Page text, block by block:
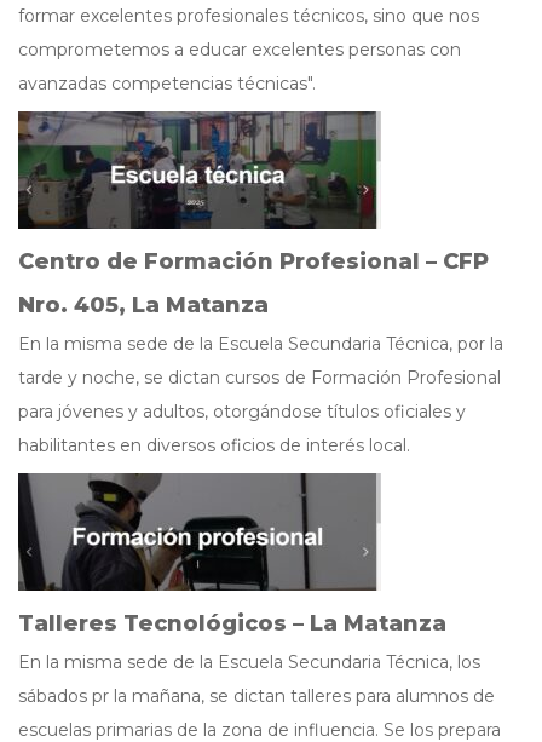
formar excelentes profesionales técnicos, sino que nos
comprometemos a educar excelentes personas con
avanzadas competencias técnicas".
Centro de Formación Profesional – CFP
Nro. 405, La Matanza
En la misma sede de la Escuela Secundaria Técnica, por la
tarde y noche, se dictan cursos de Formación Profesional
para jóvenes y adultos, otorgándose títulos oficiales y
habilitantes en diversos oficios de interés local.
Talleres Tecnológicos – La Matanza
En la misma sede de la Escuela Secundaria Técnica, los
sábados pr la mañana, se dictan talleres para alumnos de
escuelas primarias de la zona de influencia. Se los prepara